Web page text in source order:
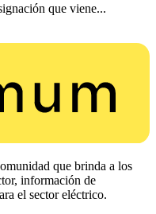
que viene...
que brinda a los
información de
el sector eléctrico.